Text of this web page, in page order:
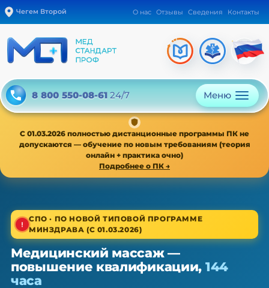
Чегем Второй О нас Отзывы Сведения Контакты
8 800 550-08-61 24/7 Меню
С 01.03.2026 полностью дистанционные программы ПК не
допускаются — обучение по новым требованиям (теория
онлайн + практика очно)
Подробнее о ПК →
Среднее звено · новая типовая программа
Медицинский массаж — ПК,
36/72/144 ч
СПО · ПО НОВОЙ ТИПОВОЙ ПРОГРАММЕ
МИНЗДРАВА (С 01.03.2026)
Медицинский массаж —
повышение квалификации, 144
часа